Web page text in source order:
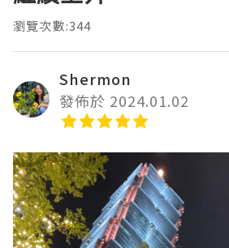
瀏覽次數:344
Shermon
發佈於 2024.01.02